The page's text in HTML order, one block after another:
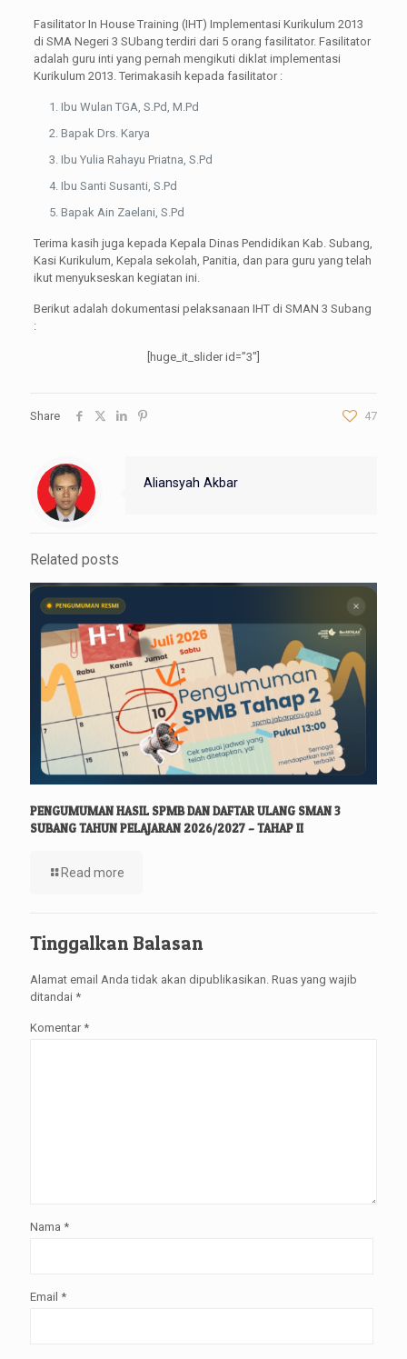
Fasilitator In House Training (IHT) Implementasi Kurikulum 2013
di SMA Negeri 3 SUbang terdiri dari 5 orang fasilitator. Fasilitator
adalah guru inti yang pernah mengikuti diklat implementasi
Kurikulum 2013. Terimakasih kepada fasilitator :
Ibu Wulan TGA, S.Pd, M.Pd
Bapak Drs. Karya
Ibu Yulia Rahayu Priatna, S.Pd
Ibu Santi Susanti, S.Pd
Bapak Ain Zaelani, S.Pd
Terima kasih juga kepada Kepala Dinas Pendidikan Kab. Subang,
Kasi Kurikulum, Kepala sekolah, Panitia, dan para guru yang telah
ikut menyukseskan kegiatan ini.
Berikut adalah dokumentasi pelaksanaan IHT di SMAN 3 Subang
:
[huge_it_slider id=”3″]
Share 47
Aliansyah Akbar
Related posts
PENGUMUMAN HASIL SPMB DAN DAFTAR ULANG SMAN 3
SUBANG TAHUN PELAJARAN 2026/2027 – TAHAP II
Read more
Tinggalkan Balasan
Alamat email Anda tidak akan dipublikasikan. Ruas yang wajib
ditandai *
Komentar *
Nama *
Email *